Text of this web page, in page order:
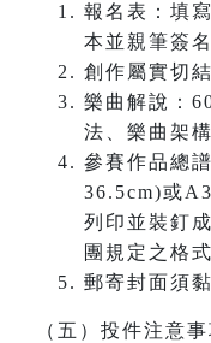
報名表：填
本並親筆簽名
創作屬實切
樂曲解說：
法、樂曲架
參賽作品總
36.5cm)或
列印並裝釘
團規定之格式
郵寄封面須
（五）投件注意事